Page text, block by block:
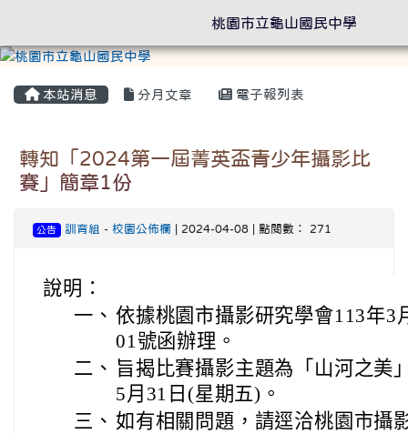
本站消息 分月文章 電子報列表
轉知「2024第一屆菁英盃青少年攝影比
賽」簡章1份
公告 訓育組 - 校園公佈欄 | 2024-04-08 | 點閱數： 271
說明：
一、 依據桃園市攝影研究學會113年3
01號函辦理。
二、 旨揭比賽攝影主題為「山河之美
5月31日(星期五)。
三、 如有相關問題，請逕洽桃園市攝
桃園市立龜山國民中學